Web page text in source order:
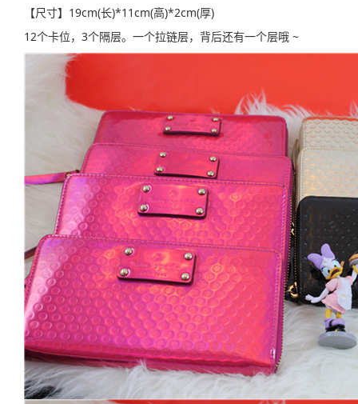
【尺寸】19cm(长)*11cm(高)*2cm(厚)
12个卡位，3个隔层。一个拉链层，背后还有一个层哦 ~